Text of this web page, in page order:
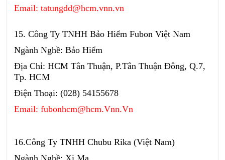
Email: tatungdd@hcm.vnn.vn
15. Công Ty TNHH Bảo Hiểm Fubon Việt Nam
Ngành Nghề: Bảo Hiểm
Địa Chỉ: HCM Tân Thuận, P.Tân Thuận Đông, Q.7,
Tp. HCM
Điện Thoại: (028) 54155678
Email: fubonhcm@hcm.Vnn.Vn
16.Công Ty TNHH Chubu Rika (Việt Nam)